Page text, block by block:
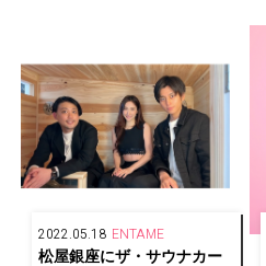
2022.05.18 ENTAME
松屋銀座にザ・サウナカー